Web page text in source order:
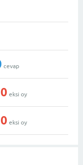
cevap
0 eksi oy
0 eksi oy